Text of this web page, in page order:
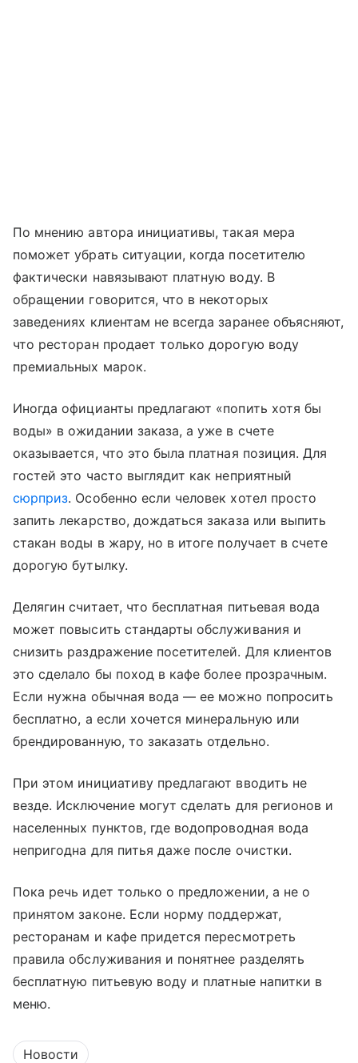
По мнению автора инициативы, такая мера
поможет убрать ситуации, когда посетителю
фактически навязывают платную воду. В
обращении говорится, что в некоторых
заведениях клиентам не всегда заранее объясняют,
что ресторан продает только дорогую воду
премиальных марок.
Иногда официанты предлагают «попить хотя бы
воды» в ожидании заказа, а уже в счете
оказывается, что это была платная позиция. Для
гостей это часто выглядит как неприятный
сюрприз. Особенно если человек хотел просто
запить лекарство, дождаться заказа или выпить
стакан воды в жару, но в итоге получает в счете
дорогую бутылку.
Делягин считает, что бесплатная питьевая вода
может повысить стандарты обслуживания и
снизить раздражение посетителей. Для клиентов
это сделало бы поход в кафе более прозрачным.
Если нужна обычная вода — ее можно попросить
бесплатно, а если хочется минеральную или
брендированную, то заказать отдельно.
При этом инициативу предлагают вводить не
везде. Исключение могут сделать для регионов и
населенных пунктов, где водопроводная вода
непригодна для питья даже после очистки.
Пока речь идет только о предложении, а не о
принятом законе. Если норму поддержат,
ресторанам и кафе придется пересмотреть
правила обслуживания и понятнее разделять
бесплатную питьевую воду и платные напитки в
меню.
Новости